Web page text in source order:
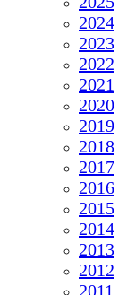
2024
2023
2022
2021
2020
2019
2018
2017
2016
2015
2014
2013
2012
2011